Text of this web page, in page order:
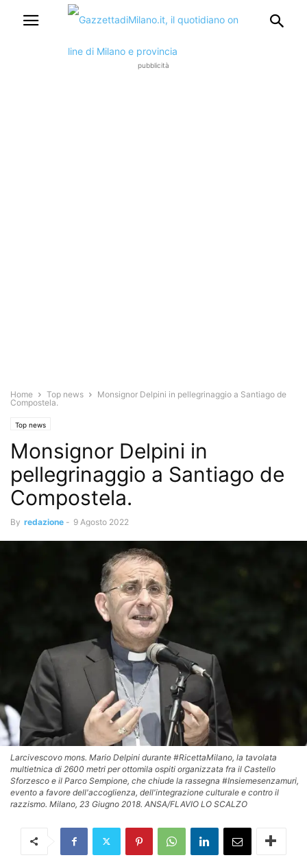
pubblicità
Home Top news
Monsignor Delpini in pellegrinaggio a Santiago de
Compostela.
Top news
Monsignor Delpini in
pellegrinaggio a Santiago de
Compostela.
By redazione - 9 Agosto 2022
Larcivescovo mons. Mario Delpini durante #RicettaMilano, la tavolata
multietnica di 2600 metri per ottomila ospiti organizzata fra il Castello
Sforzesco e il Parco Sempione, che chiude la rassegna #Insiemesenzamuri,
evento a favore dell'accoglienza, dell'integrazione culturale e contro il
razzismo. Milano, 23 Giugno 2018. ANSA/FLAVIO LO SCALZO